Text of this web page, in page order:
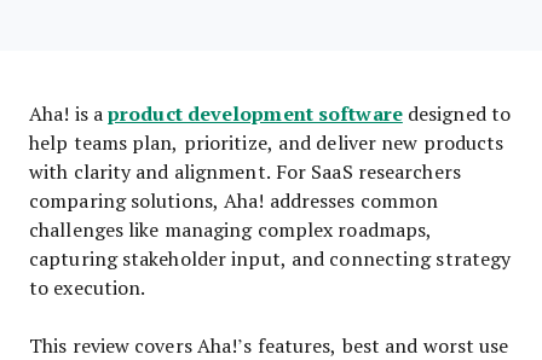
Aha! is a product development softwaredesigned to
help teams plan, prioritize, and deliver new products
with clarity and alignment. For SaaS researchers
comparing solutions, Aha! addresses common
challenges like managing complex roadmaps,
capturing stakeholder input, and connecting strategy
to execution.
This review covers Aha!’s features, best and worst use